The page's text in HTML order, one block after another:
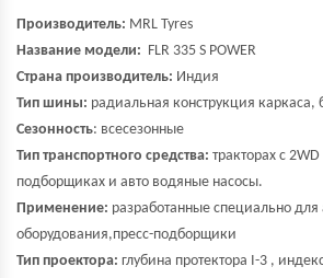
Производитель: MRL Tyres
Название модели: FLR 335 S POWER
Страна производитель: Индия
Тип шины: радиальная конструкция каркаса,
Сезонность: всесезонные
Тип транспортного средства: тракторах с
подборщиках и авто водяные насосы.
Применение: разработанные специально
оборудования,пресс-подборщики
Тип проектора: глубина протектора I-3 ,